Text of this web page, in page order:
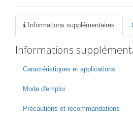
Informations supplémentaires
Informations
Caractéristiques et applications
Mode d'emploi
Précautions et recommandations